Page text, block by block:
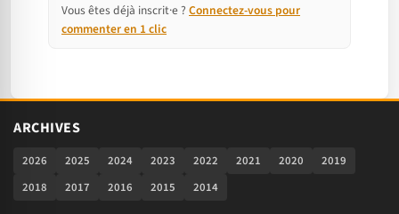
Vous êtes déjà inscrit·e ? Connectez-vous pour
commenter en 1 clic
ARCHIVES
2026 2025 2024 2023 2022 2021 2020
2019
2018
2017 2016 2015 2014